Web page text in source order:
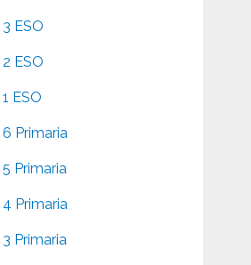
ESO
ESO
ESO
Primaria
Primaria
Primaria
Primaria